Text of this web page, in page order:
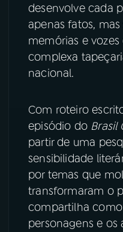
Instagram
TikTok
desenvolve cada
apenas fatos,
memórias e
complexa
nacional.
Com roteiro
episódio do Brasil
partir de uma
sensibilidade
por temas que
transformaram o
compartilha
personagens e